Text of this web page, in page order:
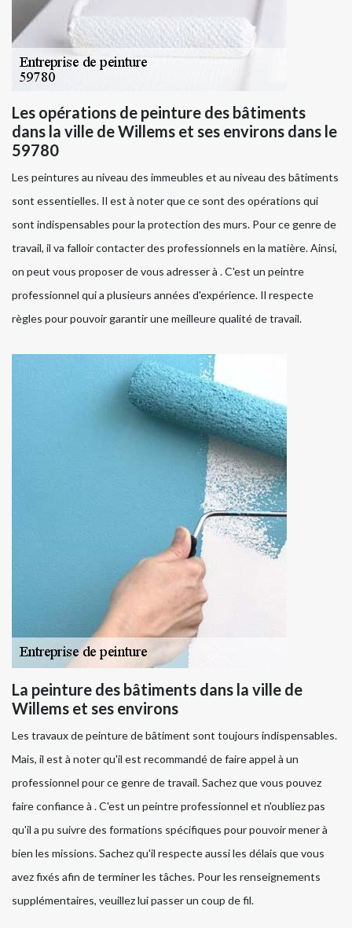
Les opérations de peinture des bâtiments
dans la ville de Willems et ses environs dans le
59780
Les peintures au niveau des immeubles et au niveau des bâtiments
sont essentielles. Il est à noter que ce sont des opérations qui
sont indispensables pour la protection des murs. Pour ce genre de
travail, il va falloir contacter des professionnels en la matière. Ainsi,
on peut vous proposer de vous adresser à . C'est un peintre
professionnel qui a plusieurs années d'expérience. Il respecte
règles pour pouvoir garantir une meilleure qualité de travail.
La peinture des bâtiments dans la ville de
Willems et ses environs
Les travaux de peinture de bâtiment sont toujours indispensables.
Mais, il est à noter qu'il est recommandé de faire appel à un
professionnel pour ce genre de travail. Sachez que vous pouvez
faire confiance à . C'est un peintre professionnel et n'oubliez pas
qu'il a pu suivre des formations spécifiques pour pouvoir mener à
bien les missions. Sachez qu'il respecte aussi les délais que vous
avez fixés afin de terminer les tâches. Pour les renseignements
supplémentaires, veuillez lui passer un coup de fil.